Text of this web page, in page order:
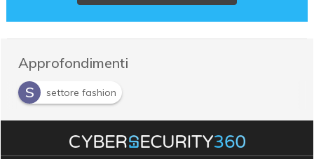
Approfondimenti
S
settore fashion